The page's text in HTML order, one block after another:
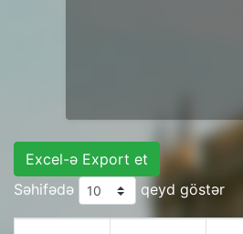
Excel-ə Export et
Səhifədə
qeyd göstər